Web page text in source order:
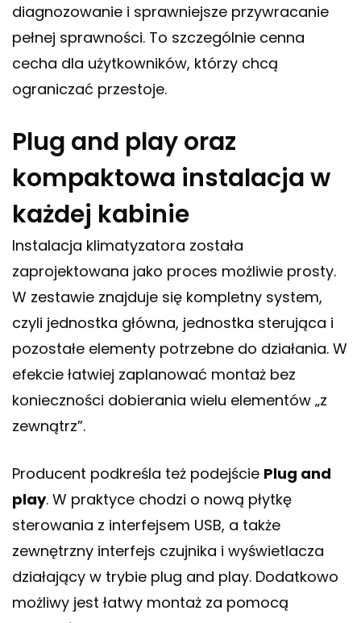
diagnozowanie i sprawniejsze przywracanie
pełnej sprawności. To szczególnie cenna
cecha dla użytkowników, którzy chcą
ograniczać przestoje.
Plug and play oraz
kompaktowa instalacja w
każdej kabinie
Instalacja klimatyzatora została
zaprojektowana jako proces możliwie prosty.
W zestawie znajduje się kompletny system,
czyli jednostka główna, jednostka sterująca i
pozostałe elementy potrzebne do działania. W
efekcie łatwiej zaplanować montaż bez
konieczności dobierania wielu elementów „z
zewnątrz”.
Producent podkreśla też podejście Plug and
play. W praktyce chodzi o nową płytkę
sterowania z interfejsem USB, a także
zewnętrzny interfejs czujnika i wyświetlacza
działający w trybie plug and play. Dodatkowo
możliwy jest łatwy montaż za pomocą